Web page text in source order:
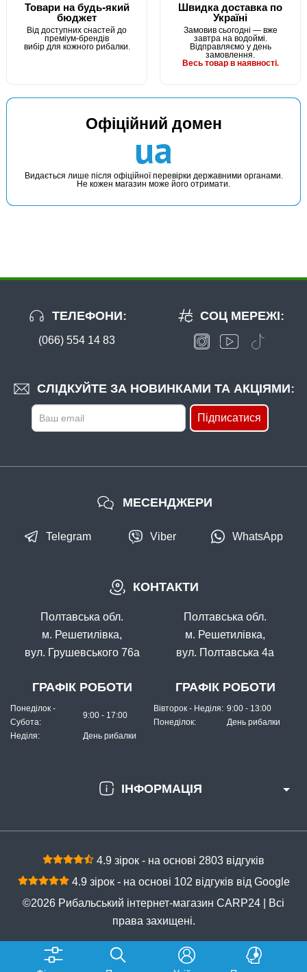
Товари на будь-який
бюджет
Від доступних снастей до
преміум-брендів
вибір для кожного рибалки.
Швидка доставка по
Україні
Замовив сьогодні — вже
завтра на водоймі.
Відправляємо у день
замовлення.
Весь товар в наявності.
Офіційний домен
ua
Видається лише після офіційної перевірки державними органами.
Не кожен магазин може його отримати.
ТЕЛЕФОНИ:
(066) 554 14 83
СЛІДКУЙТЕ ЗА НОВИНКАМИ ТА АКЦІЯМИ:
Підписатися
СОЦ МЕРЕЖІ:
ІНФОРМАЦІЯ
КОНТАКТИ
Полтавська обл.
м. Решетилівка,
вул. Грушевського 76а
ГРАФІК РОБОТИ
Понеділок -
Субота:
9:00 - 17:00
Неділя: День рибалки
Полтавська обл.
м. Решетилівка,
вул. Полтавська 4а
ГРАФІК РОБОТИ
Вівторок - Неділя: 9:00 - 13:00
Понеділок:
День рибалки
МЕСЕНДЖЕРИ
Telegram Viber WhatsApp
4.9 зірок - на основі 2803 відгуків
4.9 зірок - на основі 102 відгуків від Google
©2026 Рибальський інтернет-магазин CARP24 | Всі
права захищені.